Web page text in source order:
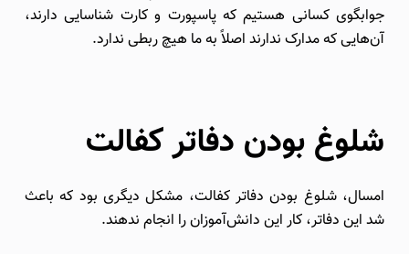
جوابگوی کسانی هستیم که پاسپورت و کارت شناسایی دارند،
آن‌هایی که مدارک ندارند اصلاً به ما هیچ ربطی ندارد.
شلوغ بودن دفاتر کفالت‌
امسال، شلوغ بودن دفاتر کفالت، مشکل دیگری بود که باعث
شد این دفاتر، کار این دانش‌آموزان را انجام ندهند.